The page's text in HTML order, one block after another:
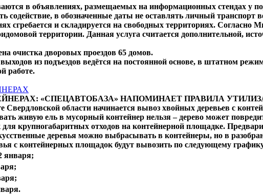
в объявлениях, размещаемых на информационных стендах у
содействие, в обозначенные даты не оставлять личный транспорт
сгребается и складируется на свободных территориях. Согласно
территории. Данная услуга считается дополнительной,
очистка дворовых проездов 65 домов.
из подъездов ведётся на постоянной основе, в штатном
работе.
«СПЕЦАВТОБАЗА» НАПОМИНАЕТ ПРАВИЛА
Свердловской области начинается вывоз хвойных деревьев с
живую ель в мусорный контейнер нельзя – дерево может
для крупногабаритных отходов на контейнерной площадке.
деревья можно выбрасывать в контейнеры, но в
с контейнерных площадок будут вывозить по следующему
января;